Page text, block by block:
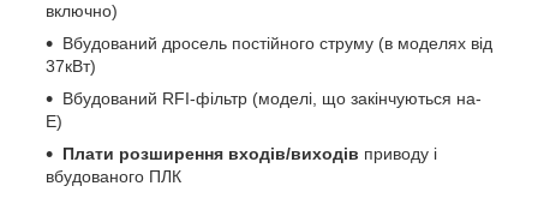
включно)
Вбудований дросель постійного струму (в моделях від
37кВт)
Вбудований RFI-фільтр (моделі, що закінчуються на-
E)
Плати розширення входів/виходів приводу і
вбудованого ПЛК